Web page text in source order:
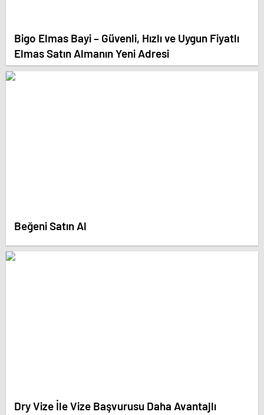
Bigo Elmas Bayi – Güvenli, Hızlı ve Uygun Fiyatlı
Elmas Satın Almanın Yeni Adresi
Beğeni Satın Al
Dry Vize İle Vize Başvurusu Daha Avantajlı